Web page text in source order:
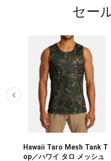
セー
Hawaii Taro Mesh Tank T
op／ハワイ タロ メッシュ